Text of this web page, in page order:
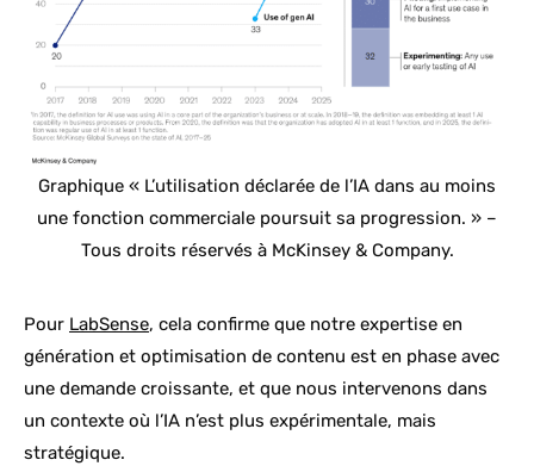
Graphique « L’utilisation déclarée de l’IA dans au moins
une fonction commerciale poursuit sa progression. » –
Tous droits réservés à McKinsey & Company.
Pour LabSense, cela confirme que notre expertise en
génération et optimisation de contenu est en phase avec
une demande croissante, et que nous intervenons dans
un contexte où l’IA n’est plus expérimentale, mais
stratégique.